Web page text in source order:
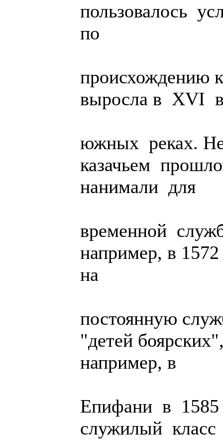
пользовалось
по
происхождению
выросла в XVI
южных реках.
казачьем
нанимали для
временной
например, в
на
постоянную
"детей
например, в
Епифани в
служилый